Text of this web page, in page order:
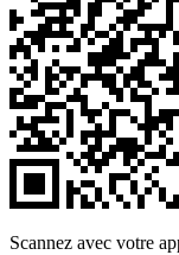
Scannez avec votre